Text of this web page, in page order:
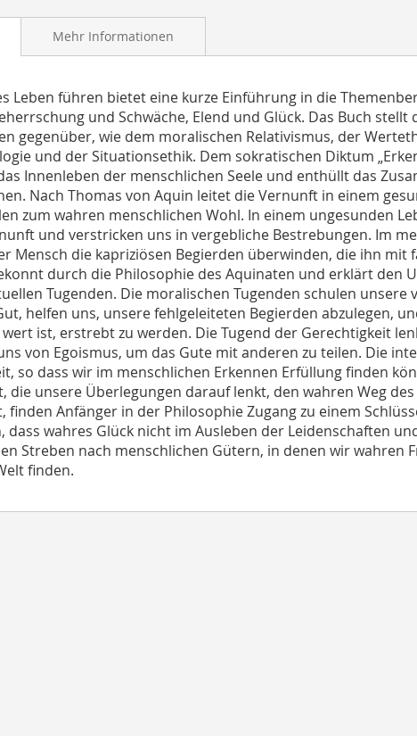
Leben führen bietet eine kurze Einführung in die
und Schwäche, Elend und Glück. Das Buch
gegenüber, wie dem moralischen Relativismus, der
und der Situationsethik. Dem sokratischen Diktum
Innenleben der menschlichen Seele und enthüllt das
Nach Thomas von Aquin leitet die Vernunft in einem
zum wahren menschlichen Wohl. In einem ungesunden
und verstricken uns in vergebliche Bestrebungen. Im
Mensch die kapriziösen Begierden überwinden, die ihn mit
durch die Philosophie des Aquinaten und erklärt den
Tugenden. Die moralischen Tugenden schulen unsere
helfen uns, unsere fehlgeleiteten Begierden abzulegen,
ist, erstrebt zu werden. Die Tugend der Gerechtigkeit
von Egoismus, um das Gute mit anderen zu teilen. Die
so dass wir im menschlichen Erkennen Erfüllung finden
die unsere Überlegungen darauf lenkt, den wahren Weg
finden Anfänger in der Philosophie Zugang zu einem
dass wahres Glück nicht im Ausleben der Leidenschaften
Streben nach menschlichen Gütern, in denen wir wahren
finden.
Mehr Informationen